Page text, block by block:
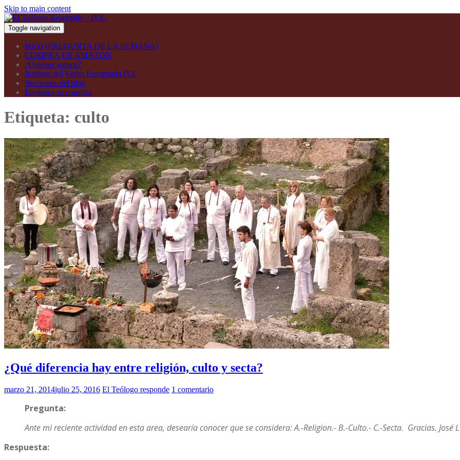
Skip to main content
Toggle navigation
Inicio (PREGUNTA DE LA SEMANA)
COMPRA EN AMAZON
¿Quiénes somos?
Instituto del Verbo Encarnado IVE
Secciones del blog
Envíanos tu consulta
Etiqueta: culto
¿Qué diferencia hay entre religión, culto y secta?
marzo 21, 2014julio 25, 2016 El Teólogo responde 1 comentario
Pregunta:
Ante mi reciente actividad en esta area, desearía conocer que se considera: A.-Religion.- B.-Culto.- C.-Secta. Gracias. José
Respuesta: